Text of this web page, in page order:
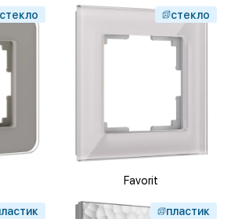
стекло стекло
Favorit
пластик